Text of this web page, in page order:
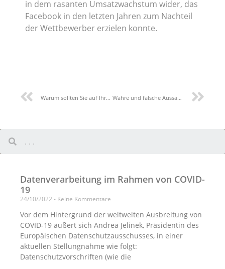
in dem rasanten Umsatzwachstum wider, das
Facebook in den letzten Jahren zum Nachteil
der Wettbewerber erzielen konnte.
Warum sollten Sie auf Ihre persönlichen Daten achten und wann und wie sie verarbeitet werden? Wahre und falsche Aussagen zum Datenschutz
Datenverarbeitung im Rahmen von COVID-
19
24/10/2022 Keine Kommentare
Vor dem Hintergrund der weltweiten Ausbreitung von
COVID-19 äußert sich Andrea Jelinek, Präsidentin des
Europäischen Datenschutzausschusses, in einer
aktuellen Stellungnahme wie folgt:
Datenschutzvorschriften (wie die